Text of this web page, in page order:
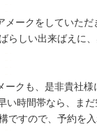
メークをしていた
らしい出来ばえに
ークも、是非貴社
い時間帯なら、ま
ですので、予約を